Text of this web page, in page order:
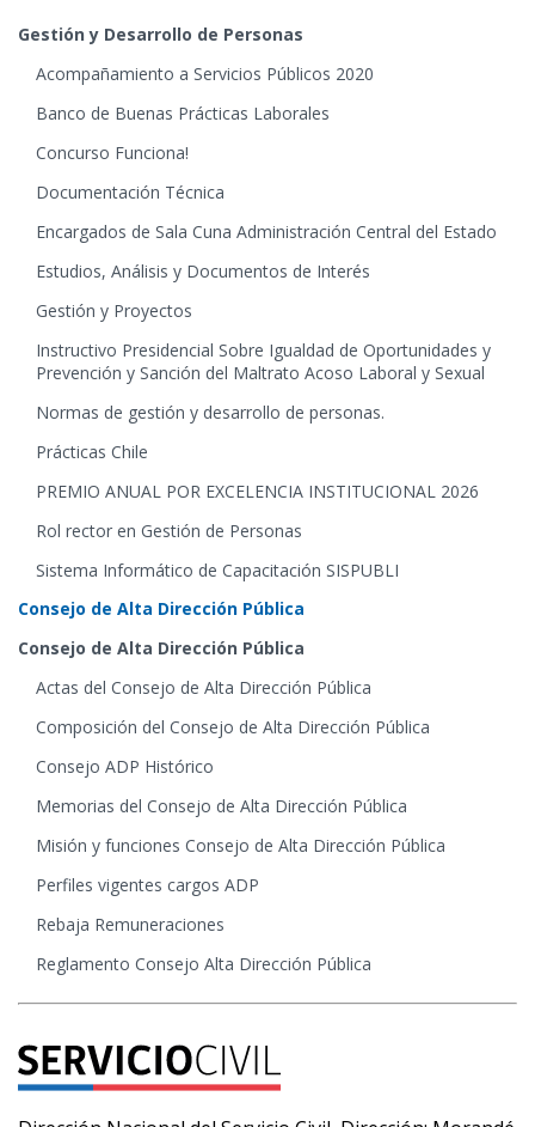
Gestión y Desarrollo de Personas
Acompañamiento a Servicios Públicos 2020
Banco de Buenas Prácticas Laborales
Concurso Funciona!
Documentación Técnica
Encargados de Sala Cuna Administración Central del Estado
Estudios, Análisis y Documentos de Interés
Gestión y Proyectos
Instructivo Presidencial Sobre Igualdad de Oportunidades y
Prevención y Sanción del Maltrato Acoso Laboral y Sexual
Normas de gestión y desarrollo de personas.
Prácticas Chile
PREMIO ANUAL POR EXCELENCIA INSTITUCIONAL 2026
Rol rector en Gestión de Personas
Sistema Informático de Capacitación SISPUBLI
Consejo de Alta Dirección Pública
Consejo de Alta Dirección Pública
Actas del Consejo de Alta Dirección Pública
Composición del Consejo de Alta Dirección Pública
Consejo ADP Histórico
Memorias del Consejo de Alta Dirección Pública
Misión y funciones Consejo de Alta Dirección Pública
Perfiles vigentes cargos ADP
Rebaja Remuneraciones
Reglamento Consejo Alta Dirección Pública